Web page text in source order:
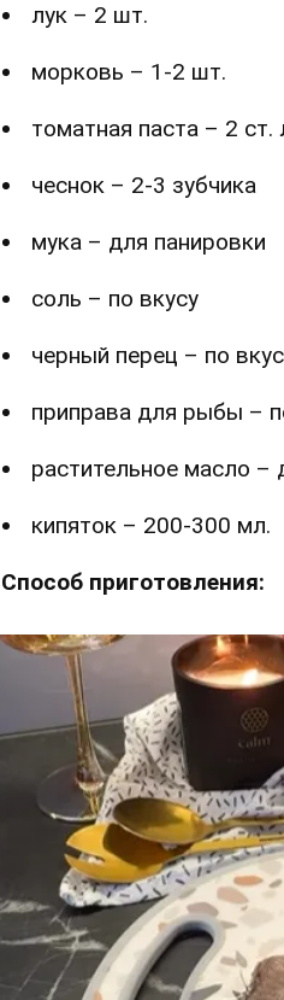
лук – 2 шт.
морковь – 1-2 шт.
томатная паста – 2 ст.
чеснок – 2-3 зубчика
мука – для панировки
соль – по вкусу
черный перец – по
приправа для рыбы –
растительное масло –
кипяток – 200-300 мл.
Способ приготовления: